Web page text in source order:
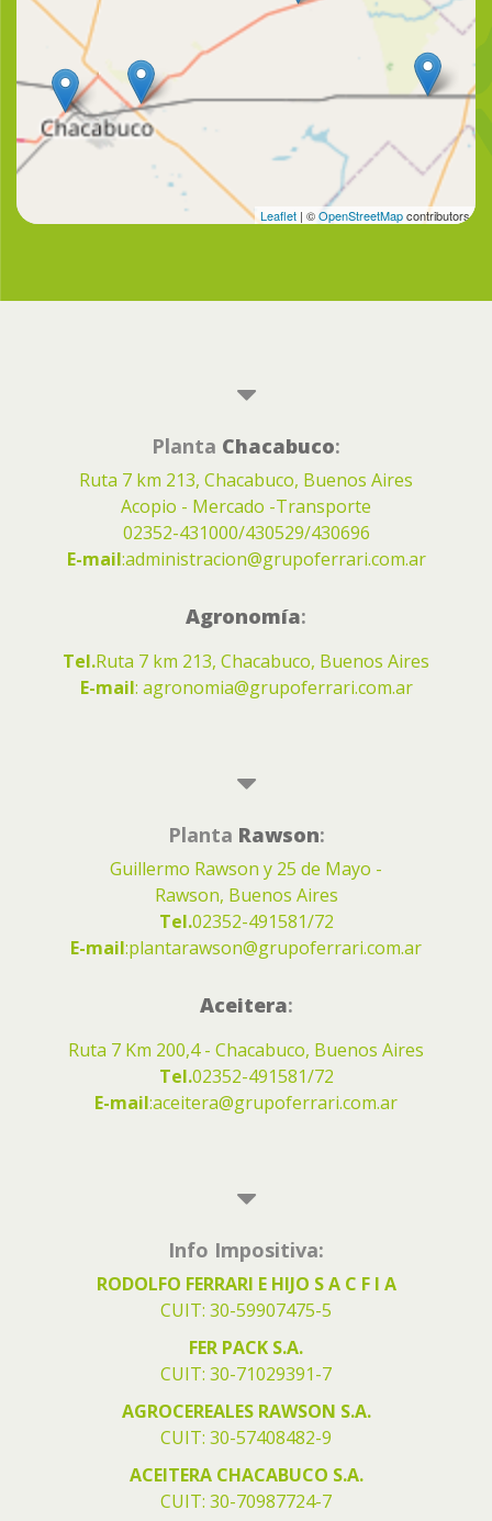
Leaflet | ©OpenStreetMapcontributors
Planta Chacabuco:
Ruta 7 km 213, Chacabuco, Buenos Aires
Acopio - Mercado -Transporte
02352-431000/430529/430696
E-mail:administracion@grupoferrari.com.ar
Agronomía:
Tel.Ruta 7 km 213, Chacabuco, Buenos Aires
E-mail: agronomia@grupoferrari.com.ar
Planta Rawson:
Guillermo Rawson y 25 de Mayo -
Rawson, Buenos Aires
Tel.02352-491581/72
E-mail:plantarawson@grupoferrari.com.ar
Aceitera:
Ruta 7 Km 200,4 - Chacabuco, Buenos Aires
Tel.02352-491581/72
E-mail:aceitera@grupoferrari.com.ar
Info Impositiva:
RODOLFO FERRARI E HIJO S A C F I A
CUIT: 30-59907475-5
FER PACK S.A.
CUIT: 30-71029391-7
AGROCEREALES RAWSON S.A.
CUIT: 30-57408482-9
ACEITERA CHACABUCO S.A.
CUIT: 30-70987724-7